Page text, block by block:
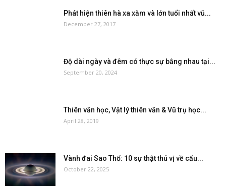
Phát hiện thiên hà xa xăm và lớn tuổi nhất vũ...
December 27, 2017
Độ dài ngày và đêm có thực sự bằng nhau tại...
September 20, 2024
Thiên văn học, Vật lý thiên văn & Vũ trụ học...
April 28, 2019
Vành đai Sao Thổ: 10 sự thật thú vị về cấu...
October 22, 2025